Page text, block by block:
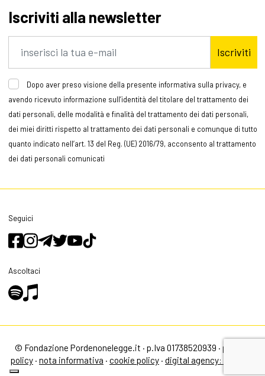
Iscriviti alla newsletter
Iscriviti
Dopo aver preso visione della presente informativa sulla privacy, e
avendo ricevuto informazione sull’identità del titolare del trattamento dei
dati personali, delle modalità e finalità del trattamento dei dati personali,
dei miei diritti rispetto al trattamento dei dati personali e comunque di tutto
quanto indicato nell’art. 13 del Reg. (UE) 2016/79, acconsento al trattamento
dei dati personali comunicati
Seguici
Ascoltaci
© Fondazione Pordenonelegge.it · p.Iva 01738520939 · privacy
policy · nota informativa · cookie policy · digital agency: alea.pro